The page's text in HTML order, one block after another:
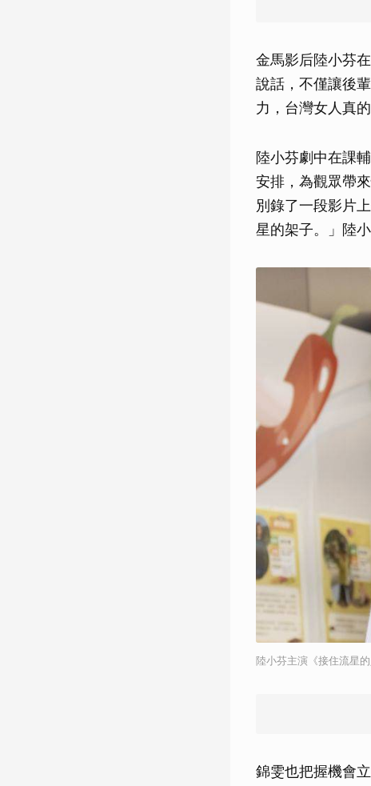
金馬影后陸小芬
說話，不僅讓後
力，台灣女人真
陸小芬劇中在課
安排，為觀眾帶
別錄了一段影片
星的架子。」陸
陸小芬主演《接住流星
錦雯也把握機會